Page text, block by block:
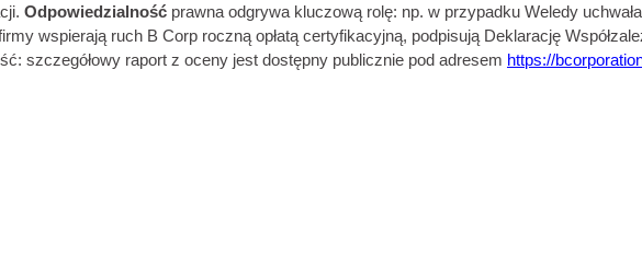
Odpowiedzialność prawna odgrywa kluczową rolę: np. w przypadku Weledy
wspierają ruch B Corp roczną opłatą certyfikacyjną, podpisują Deklarację
szczegółowy raport z oceny jest dostępny publicznie pod adresem https://